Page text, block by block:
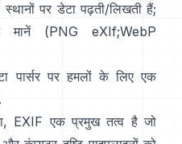
पर डेटा पढ़ती/लिखती हैं;
मानें (PNG eXIf;WebP
पार्सर पर हमलों के लिए एक
EXIF एक प्रमुख तत्व है जो